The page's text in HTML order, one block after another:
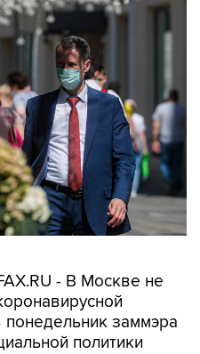
- В Москве не
заммэра
политики